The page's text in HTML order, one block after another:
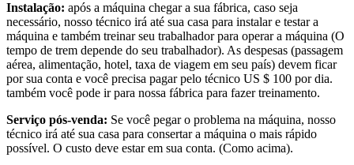
Instalação: após a máquina chegar a sua fábrica, caso seja
necessário, nosso técnico irá até sua casa para instalar e testar a
máquina e também treinar seu trabalhador para operar a máquina (O
tempo de trem depende do seu trabalhador). As despesas (passagem
aérea, alimentação, hotel, taxa de viagem em seu país) devem ficar
por sua conta e você precisa pagar pelo técnico US $ 100 por dia.
também você pode ir para nossa fábrica para fazer treinamento.
Serviço pós-venda: Se você pegar o problema na máquina, nosso
técnico irá até sua casa para consertar a máquina o mais rápido
possível. O custo deve estar em sua conta. (Como acima).